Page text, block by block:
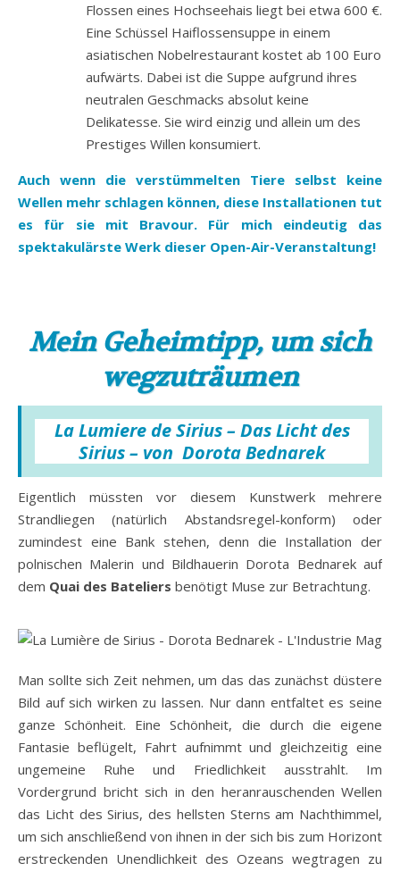
Flossen eines Hochseehais liegt bei etwa 600 €.
Eine Schüssel Haiflossensuppe in einem
asiatischen Nobelrestaurant kostet ab 100 Euro
aufwärts. Dabei ist die Suppe aufgrund ihres
neutralen Geschmacks absolut keine
Delikatesse. Sie wird einzig und allein um des
Prestiges Willen konsumiert.
Auch wenn die verstümmelten Tiere selbst keine
Wellen mehr schlagen können, diese Installationen tut
es für sie mit Bravour. Für mich eindeutig das
spektakulärste Werk dieser Open-Air-Veranstaltung!
Mein Geheimtipp, um sich
wegzuträumen
La Lumiere de Sirius – Das Licht des
Sirius – von Dorota Bednarek
Eigentlich müssten vor diesem Kunstwerk mehrere
Strandliegen (natürlich Abstandsregel-konform) oder
zumindest eine Bank stehen, denn die Installation der
polnischen Malerin und Bildhauerin Dorota Bednarek auf
dem Quai des Bateliers benötigt Muse zur Betrachtung.
Man sollte sich Zeit nehmen, um das das zunächst düstere
Bild auf sich wirken zu lassen. Nur dann entfaltet es seine
ganze Schönheit. Eine Schönheit, die durch die eigene
Fantasie beflügelt, Fahrt aufnimmt und gleichzeitig eine
ungemeine Ruhe und Friedlichkeit ausstrahlt. Im
Vordergrund bricht sich in den heranrauschenden Wellen
das Licht des Sirius, des hellsten Sterns am Nachthimmel,
um sich anschließend von ihnen in der sich bis zum Horizont
erstreckenden Unendlichkeit des Ozeans wegtragen zu